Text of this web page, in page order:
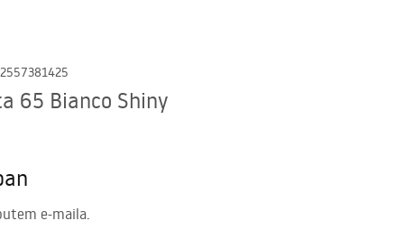
65 Bianco Shiny
e-maila.